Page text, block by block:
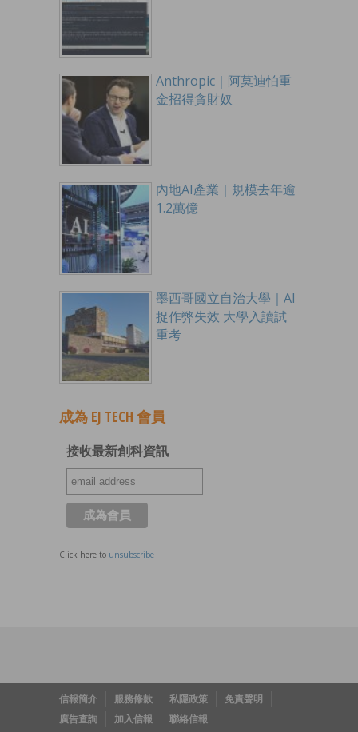
Anthropic｜阿莫迪怕重
金招得貪財奴
內地AI產業｜規模去年逾
1.2萬億
墨西哥國立自治大學｜AI
捉作弊失效 大學入讀試
重考
成為 EJ TECH 會員
接收最新創科資訊
Click here to unsubscribe
信報簡介 服務條款 私隱政策
免責聲明
廣告查詢
加入信報 聯絡信報